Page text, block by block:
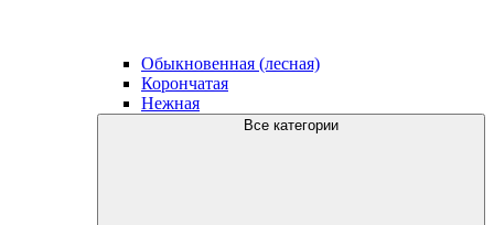
Обыкновенная (лесная)
Корончатая
Нежная
Все категории